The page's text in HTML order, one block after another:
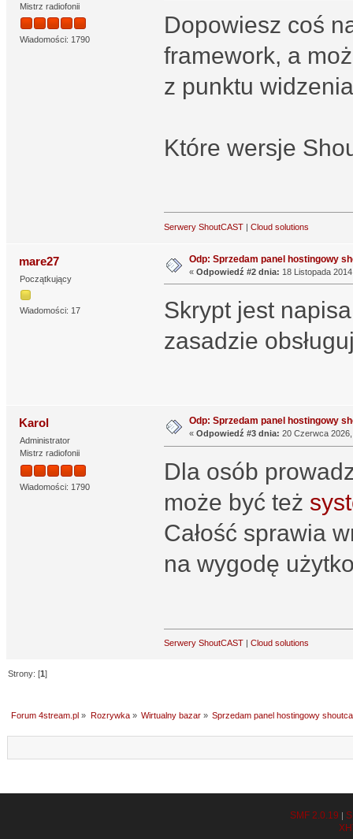
Mistrz radiofonii
Wiadomości: 1790
Dopowiesz coś
framework, a
z punktu
Które wersje
Serwery ShoutCAST| Cloud solutions
mare27
Początkujący
Wiadomości: 17
Odp: Sprzedam panel hostingowy
« Odpowiedź #2 dnia: 18 Listopada
Skrypt jest
zasadzie
Karol
Administrator
Mistrz radiofonii
Wiadomości: 1790
Odp: Sprzedam panel hostingowy
« Odpowiedź #3 dnia: 20 Czerwca
Dla osób
może być też
Całość sprawia
na wygodę
Serwery ShoutCAST| Cloud solutions
Strony: [1]
Forum 4stream.pl » Rozrywka» Wirtualny bazar» Sprzedam panel hostingowy
SMF 2.0.19